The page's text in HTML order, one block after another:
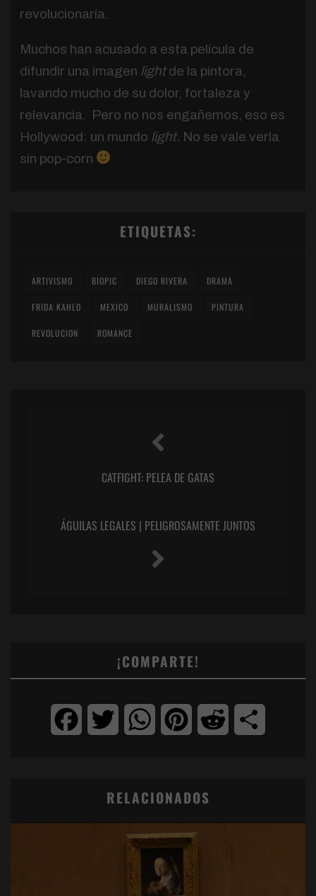
revolucionaria.
Muchos han acusado a esta película de
difundir una imagen lightde la pintora,
lavando mucho de su dolor, fortaleza y
relevancia. Pero no nos engañemos, eso es
Hollywood: un mundo light. No se vale verla
sin pop-corn
ETIQUETAS:
ARTIVISMO BIOPIC DIEGO RIVERA DRAMA
FRIDA KAHLO MEXICO MURALISMO PINTURA
REVOLUCION ROMANCE
CATFIGHT: PELEA DE GATAS
ÁGUILAS LEGALES | PELIGROSAMENTE JUNTOS
¡COMPARTE!
FacebookTwitter WhatsAppPinterest Reddit
RELACIONADOS